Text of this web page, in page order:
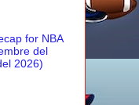
for NBA
del
2026)